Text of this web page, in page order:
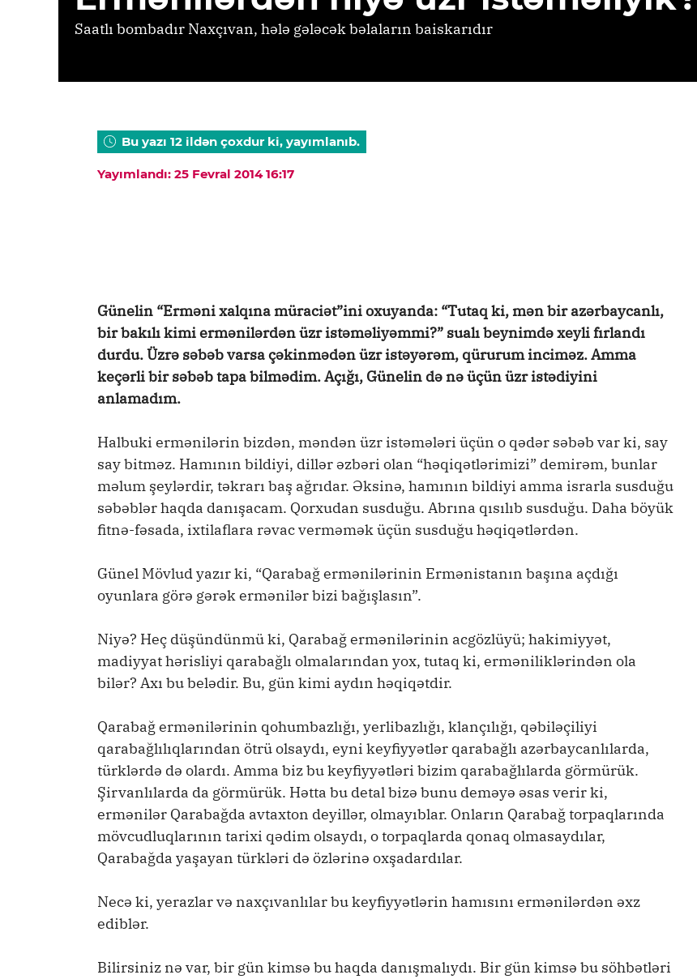
Saatlı bombadır Naxçıvan, hələ gələcək bəlaların baiskarıdır
Bu yazı 12 ildən çoxdur ki, yayımlanıb.
Yayımlandı: 25 Fevral 2014 16:17
Günelin “Erməni xalqına müraciət”ini oxuyanda: “Tutaq ki, mən bir azərbaycanlı,
bir bakılı kimi ermənilərdən üzr istəməliyəmmi?” sualı beynimdə xeyli fırlandı
durdu. Üzrə səbəb varsa çəkinmədən üzr istəyərəm, qürurum inciməz. Amma
keçərli bir səbəb tapa bilmədim. Açığı, Günelin də nə üçün üzr istədiyini
anlamadım.
Halbuki ermənilərin bizdən, məndən üzr istəmələri üçün o qədər səbəb var ki, say
say bitməz. Hamının bildiyi, dillər əzbəri olan “həqiqətlərimizi” demirəm, bunlar
məlum şeylərdir, təkrarı baş ağrıdar. Əksinə, hamının bildiyi amma israrla susduğu
səbəblər haqda danışacam. Qorxudan susduğu. Abrına qısılıb susduğu. Daha böyük
fitnə-fəsada, ixtilaflara rəvac verməmək üçün susduğu həqiqətlərdən.
Günel Mövlud yazır ki, “Qarabağ ermənilərinin Ermənistanın başına açdığı
oyunlara görə gərək ermənilər bizi bağışlasın”.
Niyə? Heç düşündünmü ki, Qarabağ ermənilərinin acgözlüyü; hakimiyyət,
madiyyat hərisliyi qarabağlı olmalarından yox, tutaq ki, erməniliklərindən ola
bilər? Axı bu belədir. Bu, gün kimi aydın həqiqətdir.
Qarabağ ermənilərinin qohumbazlığı, yerlibazlığı, klançılığı, qəbiləçiliyi
qarabağlılıqlarından ötrü olsaydı, eyni keyfiyyətlər qarabağlı azərbaycanlılarda,
türklərdə də olardı. Amma biz bu keyfiyyətləri bizim qarabağlılarda görmürük.
Şirvanlılarda da görmürük. Hətta bu detal bizə bunu deməyə əsas verir ki,
ermənilər Qarabağda avtaxton deyillər, olmayıblar. Onların Qarabağ torpaqlarında
mövcudluqlarının tarixi qədim olsaydı, o torpaqlarda qonaq olmasaydılar,
Qarabağda yaşayan türkləri də özlərinə oxşadardılar.
Necə ki, yerazlar və naxçıvanlılar bu keyfiyyətlərin hamısını ermənilərdən əxz
ediblər.
Bilirsiniz nə var, bir gün kimsə bu haqda danışmalıydı. Bir gün kimsə bu söhbətləri